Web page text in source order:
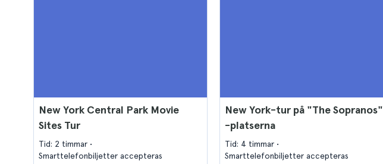
New York Central Park Movie
Sites Tur
Tid: 2 timmar
Smarttelefonbiljetter accepteras
New York-tur på "The Sopranos"
-platserna
Tid: 4 timmar
Smarttelefonbiljetter accepteras